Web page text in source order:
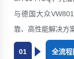
与德国大众
靠、高性能解决方
01 全流